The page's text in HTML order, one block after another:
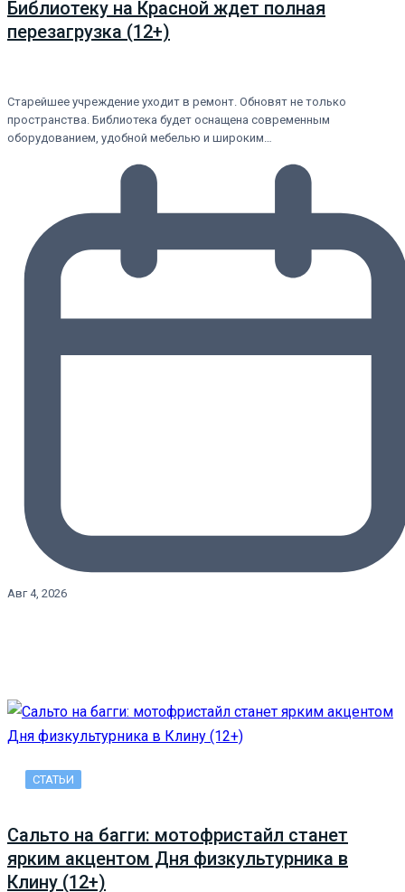
Библиотеку на Красной ждет полная
перезагрузка (12+)
Старейшее учреждение уходит в ремонт. Обновят не только
пространства. Библиотека будет оснащена современным
оборудованием, удобной мебелью и широким…
Авг 4, 2026
СТАТЬИ
Сальто на багги: мотофристайл станет
ярким акцентом Дня физкультурника в
Клину (12+)